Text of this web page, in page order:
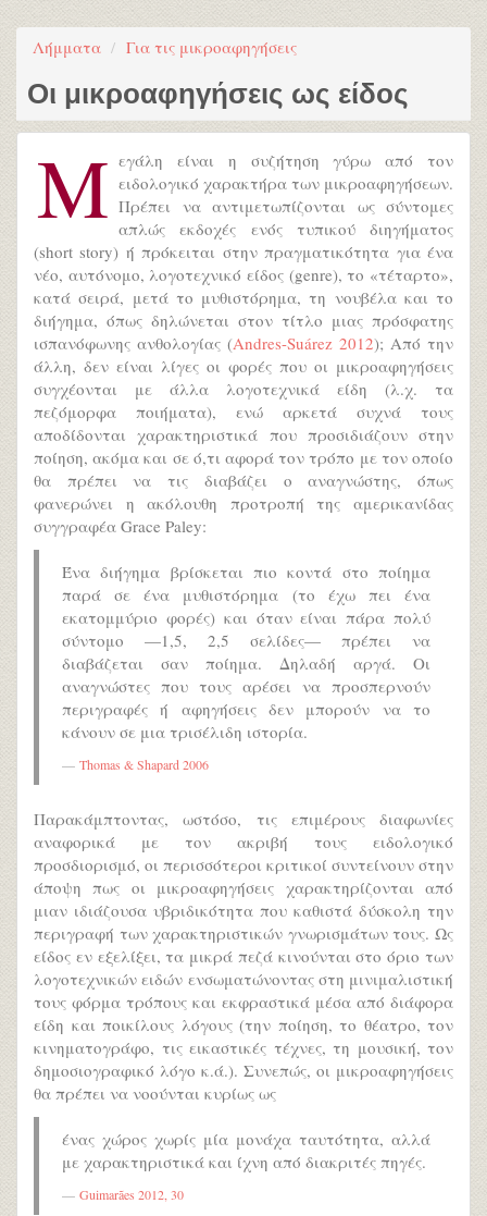
Λήμματα Για τις μικροαφηγήσεις
Οι μικροαφηγήσεις ως είδος
Μ εγάλη είναι η συζήτηση γύρω από τον
ειδολογικό χαρακτήρα των μικροαφηγήσεων.
Πρέπει να αντιμετωπίζονται ως σύντομες
απλώς εκδοχές ενός τυπικού διηγήματος
(short story) ή πρόκειται στην πραγματικότητα για ένα
νέο, αυτόνομο, λογοτεχνικό είδος (genre), το «τέταρτο»,
κατά σειρά, μετά το μυθιστόρημα, τη νουβέλα και το
διήγημα, όπως δηλώνεται στον τίτλο μιας πρόσφατης
ισπανόφωνης ανθολογίας (Andres-Suárez 2012); Από την
άλλη, δεν είναι λίγες οι φορές που οι μικροαφηγήσεις
συγχέονται με άλλα λογοτεχνικά είδη (λ.χ. τα
πεζόμορφα ποιήματα), ενώ αρκετά συχνά τους
αποδίδονται χαρακτηριστικά που προσιδιάζουν στην
ποίηση, ακόμα και σε ό,τι αφορά τον τρόπο με τον οποίο
θα πρέπει να τις διαβάζει ο αναγνώστης, όπως
φανερώνει η ακόλουθη προτροπή της αμερικανίδας
συγγραφέα Grace Paley:
Ένα διήγημα βρίσκεται πιο κοντά στο ποίημα
παρά σε ένα μυθιστόρημα (το έχω πει ένα
εκατομμύριο φορές) και όταν είναι πάρα πολύ
σύντομο —1,5, 2,5 σελίδες— πρέπει να
διαβάζεται σαν ποίημα. Δηλαδή αργά. Οι
αναγνώστες που τους αρέσει να προσπερνούν
περιγραφές ή αφηγήσεις δεν μπορούν να το
κάνουν σε μια τρισέλιδη ιστορία.
Thomas & Shapard 2006
Παρακάμπτοντας, ωστόσο, τις επιμέρους διαφωνίες
αναφορικά με τον ακριβή τους ειδολογικό
προσδιορισμό, οι περισσότεροι κριτικοί συντείνουν στην
άποψη πως οι μικροαφηγήσεις χαρακτηρίζονται από
μιαν ιδιάζουσα υβριδικότητα που καθιστά δύσκολη την
περιγραφή των χαρακτηριστικών γνωρισμάτων τους. Ως
είδος εν εξελίξει, τα μικρά πεζά κινούνται στο όριο των
λογοτεχνικών ειδών ενσωματώνοντας στη μινιμαλιστική
τους φόρμα τρόπους και εκφραστικά μέσα από διάφορα
είδη και ποικίλους λόγους (την ποίηση, το θέατρο, τον
κινηματογράφο, τις εικαστικές τέχνες, τη μουσική, τον
δημοσιογραφικό λόγο κ.ά.). Συνεπώς, οι μικροαφηγήσεις
θα πρέπει να νοούνται κυρίως ως
ένας χώρος χωρίς μία μονάχα ταυτότητα, αλλά
με χαρακτηριστικά και ίχνη από διακριτές πηγές.
Guimarães 2012, 30